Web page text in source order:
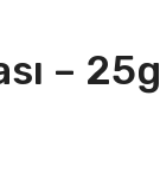
– 25g